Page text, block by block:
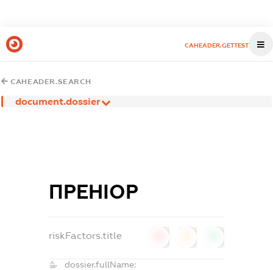
CAHEADER.GETTEST
CAHEADER.SEARCH
document.dossier
ПРЕНІОР
riskFactors.title
dossier.fullName: